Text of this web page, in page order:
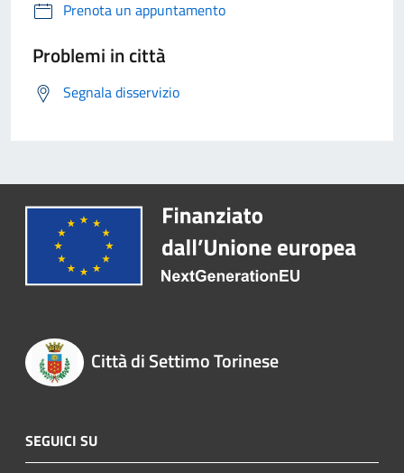
Prenota un appuntamento
Problemi in città
Segnala disservizio
Città di Settimo Torinese
SEGUICI SU